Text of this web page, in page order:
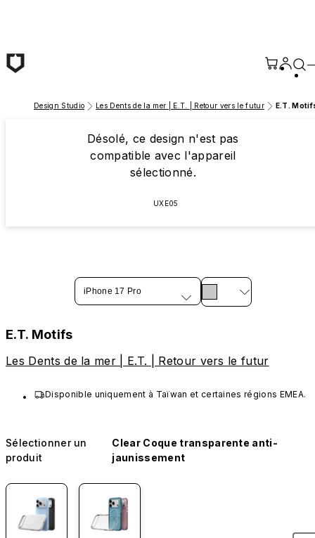
Design Studio Les Dents de la mer | E.T. | Retour vers le futur E.T.
Désolé, ce design n'est pas
compatible avec l'appareil
sélectionné.
UXE05
iPhone 17 Pro
E.T. Motifs
Les Dents de la mer | E.T. | Retour vers le futur
Disponible uniquement à Taïwan et certaines régions EMEA.
Sélectionner un
produit
Clear Coque transparente anti-
jaunissement